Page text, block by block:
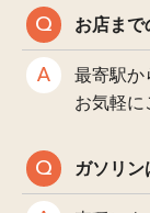
お店まで
最寄駅か
お気軽に
ガソリン